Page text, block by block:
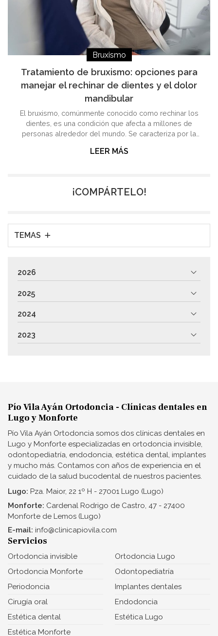
TEMAS
Tratamiento de bruxismo: opciones para
manejar el rechinar de dientes y el dolor
mandibular
Bruxismo
El bruxismo, comúnmente conocido como rechinar los
dientes, es una condición que afecta a millones de
personas alrededor del mundo. Se caracteriza por la
o la noche, lo que puede ocasionar diversos problemas
exploraremos en profundidad el bruxismo, desde sus
causas y síntomas hasta sus posibles tratamientos.
LEER MÁS
¡COMPÁRTELO!
2026
2025
2024
2023
Pío Vila Ayán Ortodoncia - Clínicas dentales en
Lugo y Monforte
Pío Vila Ayán Ortodoncia somos dos clínicas dentales en
Lugo y Monforte especializadas en ortodoncia invisible,
odontopediatría, endodoncia, estética dental, implantes
y mucho más. Contamos con años de experiencia en el
cuidado de la salud bucodental de nuestros pacientes.
Lugo: Pza. Maior, 22 1º H - 27001 Lugo (Lugo)
Monforte: Cardenal Rodrigo de Castro, 47 - 27400
Monforte de Lemos (Lugo)
E-mail: info@clinicapiovila.com
Servicios
Ortodoncia invisible
Ortodoncia Lugo
Ortodoncia Monforte
Odontopediatría
Periodoncia
Implantes dentales
Cirugía oral
Endodoncia
Estética dental
Estética Lugo
Estética Monforte